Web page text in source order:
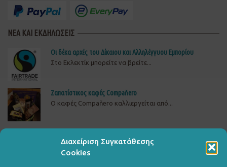
Διαχείριση Συγκατάθεσης
Cookies
ΝΕΑ ΚΑΙ ΕΚΔΗΛΩΣΕΙΣ
Οι δέκα αρχές του Δίκαιου και Αλληλέγγυου Εμπορίου
Στο Εκλεκτίκ μπορείτε να βρείτε...
Ζαπατίστικος καφές Compaňero
O καφές Compaňero καλλιεργείται από...
ΔΕΙΤΕ, ΥΠΟΓΡΑΨΤΕ ΚΑΙ ΔΙΑΔΩΣΤΕΤΗΝ ΚΑΜΠΑΝΙΑ...